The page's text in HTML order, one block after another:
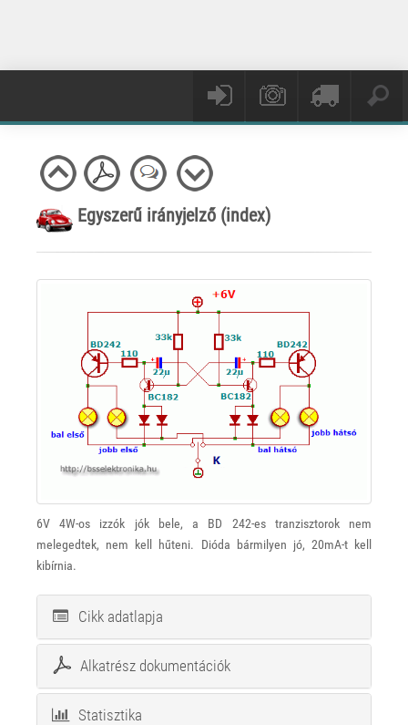
Egyszerű irányjelző (index)
6V 4W-os izzók jók bele, a BD 242-es tranzisztorok nem
melegedtek, nem kell hűteni. Dióda bármilyen jó, 20mA-t kell
kibírnia.
Cikk adatlapja
Alkatrész dokumentációk
Statisztika